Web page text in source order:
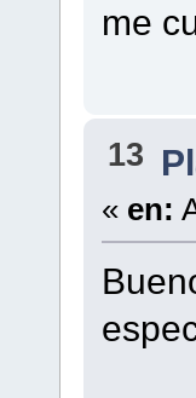
me
13
« en: